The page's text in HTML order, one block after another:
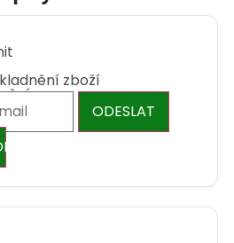
zboží
ODESLAT